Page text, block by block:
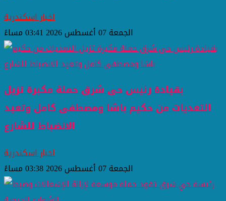
اخبار اسكندرية
الجمعة 07 أغسطس 2026 03:41 مساءً
بقيادة رئيس حى شرق حملة مكبرة تزيل
التعديات من حكيم باشا ومصطفى كامل وتعيد
الانضباط للشارع
اخبار اسكندرية
الجمعة 07 أغسطس 2026 03:38 مساءً